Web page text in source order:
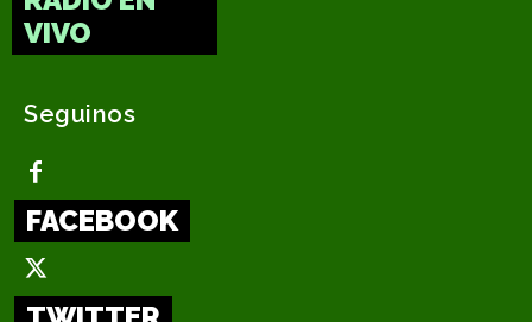
VIVO
Seguinos
FACEBOOK